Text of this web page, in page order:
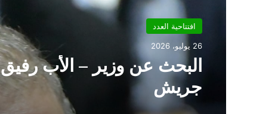
افتتاحية العدد
26 يوليو، 2026
البحث عن وزير – الأب رفيق
جريش